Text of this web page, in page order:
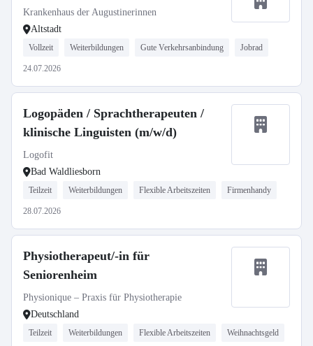
Krankenhaus der Augustinerinnen
Altstadt
Vollzeit Weiterbildungen Gute Verkehrsanbindung Jobrad
24.07.2026
Logopäden / Sprachtherapeuten /
klinische Linguisten (m/w/d)
Logofit
Bad Waldliesborn
Teilzeit Weiterbildungen Flexible Arbeitszeiten Firmenhandy
28.07.2026
Physiotherapeut/-in für
Seniorenheim
Physionique – Praxis für Physiotherapie
Deutschland
Teilzeit Weiterbildungen Flexible Arbeitszeiten Weihnachtsgeld